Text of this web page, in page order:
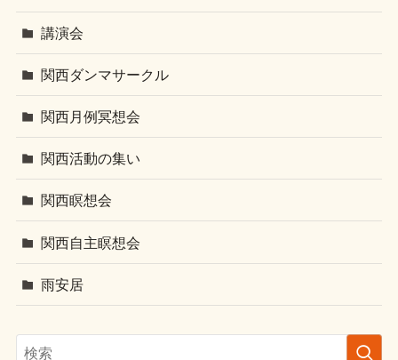
講演会
関西ダンマサークル
関西月例冥想会
関西活動の集い
関西瞑想会
関西自主瞑想会
雨安居